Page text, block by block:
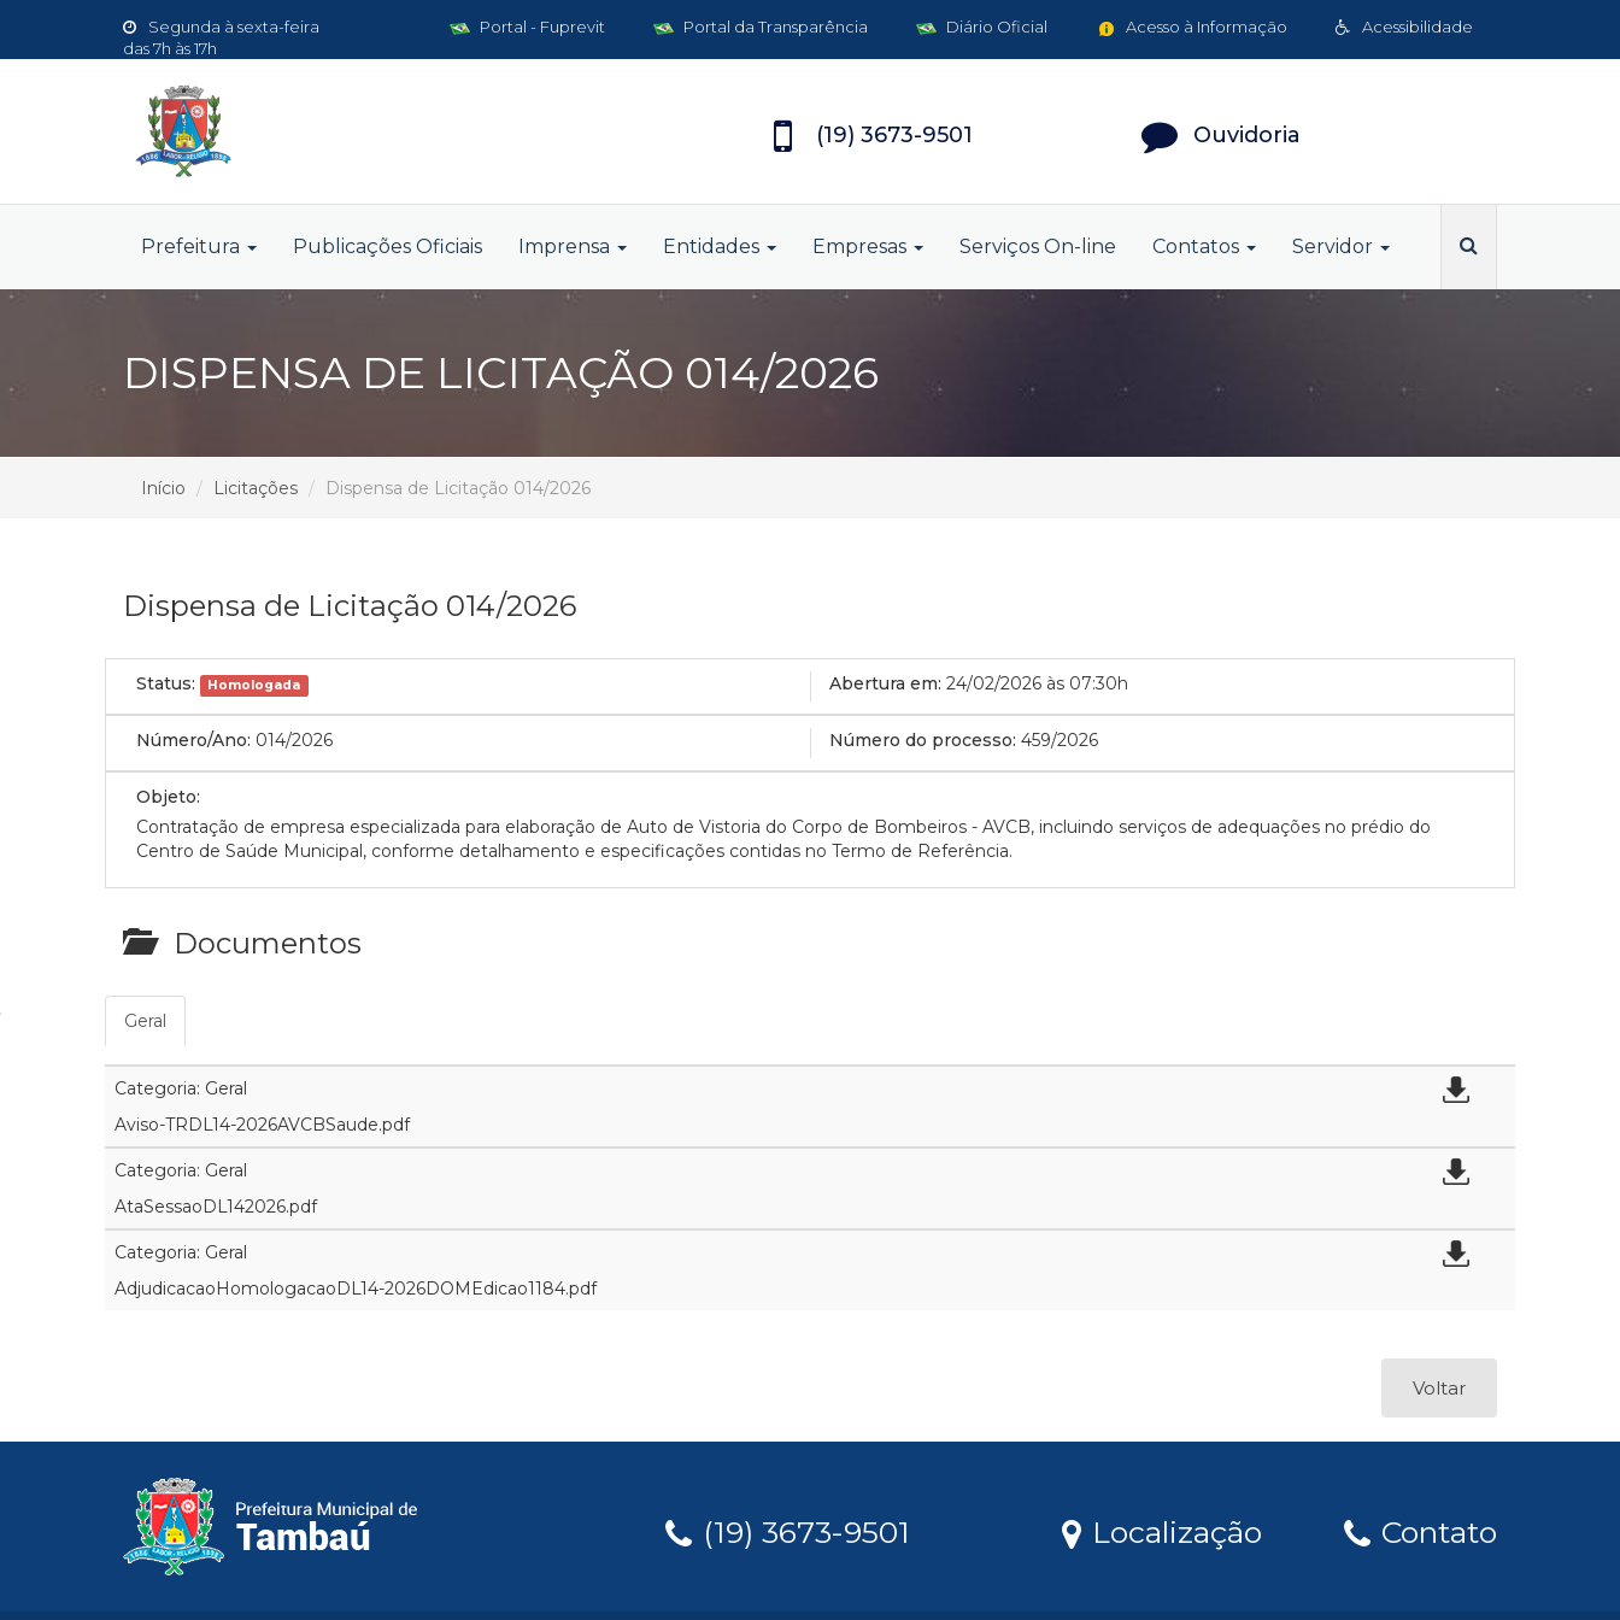
Segunda à sexta-feira
das 7h às 17h
Acessibilidade
Acesso à Informação
Diário Oficial
Portal da Transparência
Portal - Fuprevit
(19) 3673-9501 Ouvidoria
Prefeitura Publicações Oficiais Imprensa Entidades Empresas Serviços On-line Contatos Servidor
DISPENSA DE LICITAÇÃO 014/2026
Início Licitações Dispensa de Licitação 014/2026
Dispensa de Licitação 014/2026
Status: Homologada Abertura em: 24/02/2026 às 07:30h
Número/Ano: 014/2026 Número do processo: 459/2026
Objeto:
Contratação de empresa especializada para elaboração de Auto de Vistoria do Corpo de Bombeiros - AVCB, incluindo serviços de adequações no prédio do
Centro de Saúde Municipal, conforme detalhamento e especificações contidas no Termo de Referência.
Documentos
Geral
Categoria: Geral
Aviso-TRDL14-2026AVCBSaude.pdf
Categoria: Geral
AtaSessaoDL142026.pdf
Categoria: Geral
AdjudicacaoHomologacaoDL14-2026DOMEdicao1184.pdf
Voltar
(19) 3673-9501 Localização Contato